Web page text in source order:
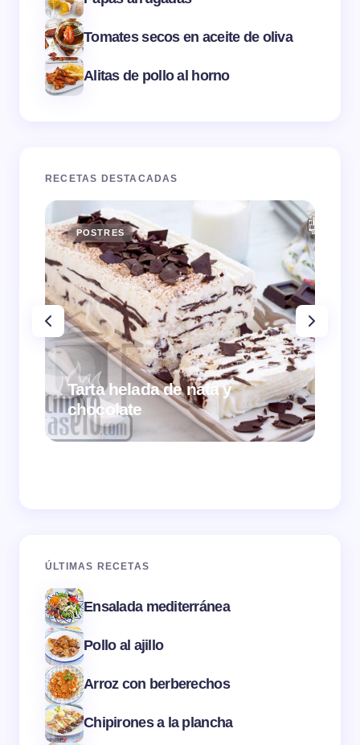
Tomates secos en aceite de oliva
Alitas de pollo al horno
RECETAS DESTACADAS
POSTRES
Tarta helada de nata y
chocolate
ÚLTIMAS RECETAS
Ensalada mediterránea
Pollo al ajillo
Arroz con berberechos
Chipirones a la plancha